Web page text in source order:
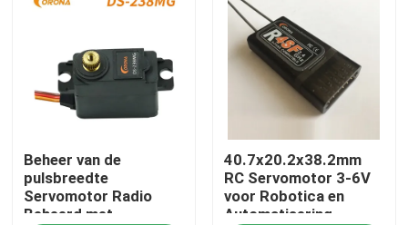
RC servomotor
Mini Servo Motor
Standaard Servomotor
Beheer van de
pulsbreedte
Servomotor Radio
Beheerd met
40.7x20.2x38.2mm
RC Servomotor 3-6V
voor Robotica en
Automatisering